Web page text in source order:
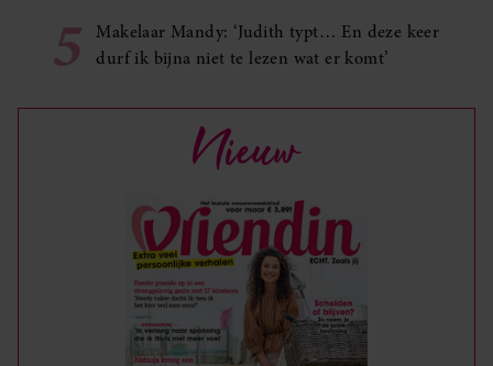
5
Makelaar Mandy: ‘Judith typt… En deze keer
durf ik bijna niet te lezen wat er komt’
Nieuw